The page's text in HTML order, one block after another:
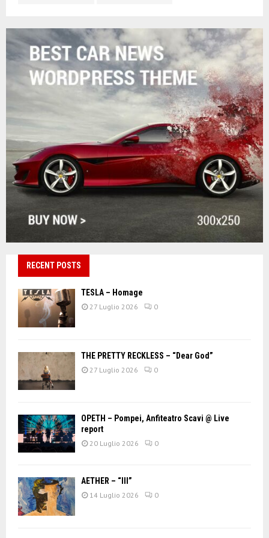
RECENT POSTS
TESLA – Homage
27 Luglio 2026 0
THE PRETTY RECKLESS – “Dear God”
27 Luglio 2026 0
OPETH – Pompei, Anfiteatro Scavi @ Live
report
20 Luglio 2026 0
AETHER – “III”
14 Luglio 2026 0